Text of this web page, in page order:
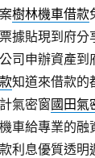
樹林機車借款
據貼現到府分
司申辦資產到
知道來借款的
氣密窗國田氣
車給專業的融
利息優質透明